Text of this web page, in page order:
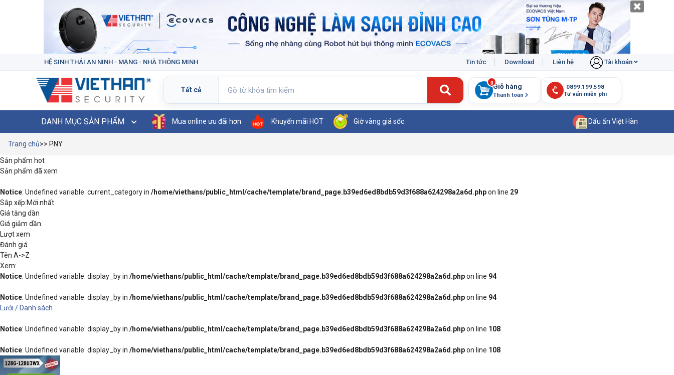
HỆ SINH THÁI AN NINH - MẠNG - NHÀ THÔNG MINH Tin tức Download Liên hệ Tài khoản
Giỏ hàng
Thanh toán
0
DANH MỤC SẢN PHẨM Mua online ưu đãi hơn Khuyến mãi HOT Giờ vàng giá sốc Dấu ấn Việt Hàn
Trang chủ>> PNY
Sản phẩm hot
Sản phẩm đã xem
Notice: Undefined variable: current_category in /home/viethans/public_html/cache/template/brand_page.b39ed6ed8bdb59d3f688a624298a2a6d.phpon line 29
Sắp xếp:Mới nhất
Giá tăng dần
Giá giảm dần
Lượt xem
Đánh giá
Tên A->Z
Xem:
Notice: Undefined variable: display_by in /home/viethans/public_html/cache/template/brand_page.b39ed6ed8bdb59d3f688a624298a2a6d.phpon line 94
Notice: Undefined variable: display_by in /home/viethans/public_html/cache/template/brand_page.b39ed6ed8bdb59d3f688a624298a2a6d.phpon line 94
Lưới / Danh sách
Notice: Undefined variable: display_by in /home/viethans/public_html/cache/template/brand_page.b39ed6ed8bdb59d3f688a624298a2a6d.phpon line 108
Notice: Undefined variable: display_by in /home/viethans/public_html/cache/template/brand_page.b39ed6ed8bdb59d3f688a624298a2a6d.phpon line 108